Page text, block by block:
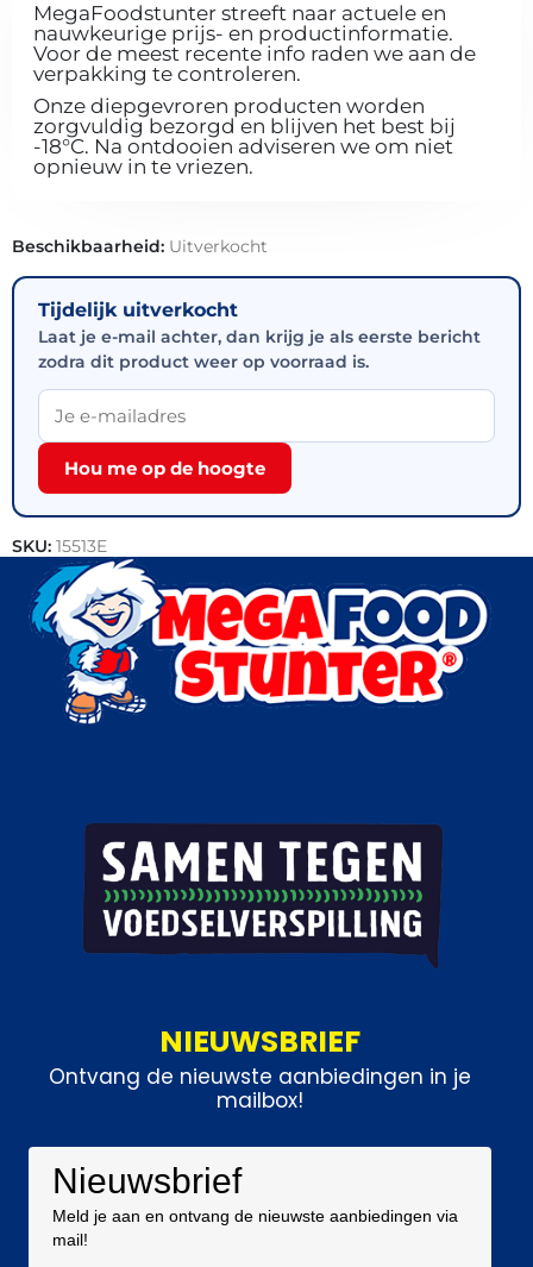
MegaFoodstunter streeft naar actuele en
nauwkeurige prijs- en productinformatie.
Voor de meest recente info raden we aan de
verpakking te controleren.
Onze diepgevroren producten worden
zorgvuldig bezorgd en blijven het best bij
-18°C. Na ontdooien adviseren we om niet
opnieuw in te vriezen.
Beschikbaarheid: Uitverkocht
Tijdelijk uitverkocht
Laat je e-mail achter, dan krijg je als eerste bericht
zodra dit product weer op voorraad is.
Hou me op de hoogte
SKU: 15513E
Categorieën:Bakkerij
NIEUWSBRIEF
Ontvang de nieuwste aanbiedingen in je
mailbox!
Nieuwsbrief
Meld je aan en ontvang de nieuwste aanbiedingen via
mail!